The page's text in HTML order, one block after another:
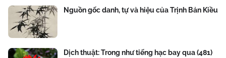
Nguồn gốc danh, tự và hiệu của Trịnh Bản Kiều
Dịch thuật: Trong như tiếng hạc bay qua (481)